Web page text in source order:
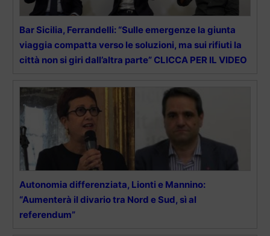
Bar Sicilia, Ferrandelli: “Sulle emergenze la giunta
viaggia compatta verso le soluzioni, ma sui rifiuti la
città non si giri dall’altra parte” CLICCA PER IL VIDEO
Autonomia differenziata, Lionti e Mannino:
“Aumenterà il divario tra Nord e Sud, sì al
referendum”